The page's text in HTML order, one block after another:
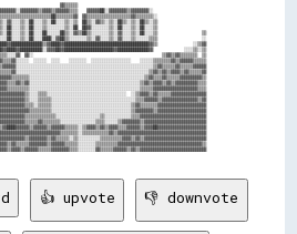
▓▓▒▒▒▒▒▒
▓▓▓▓▓▓██░░▓▓▓▓▓▓▓▓▒▒▓▓▓▓▓▓▓▓░░
▓▓▒▒▒▒▒▒▒▒▒▒▒▒▒▒▒▒▒▒▒▒▓▓▒▒▒▒▒▒▒▒░░
██▒▒░░▓▓▒▒░░▒▒░░██▒▒░░▒▒░░██▒▒░░▒▒
██▓▓░░░░░░░░▒▒░░██░░░░▒▒░░██░░░░▒▒
▒▒
░░
░░▒▒▓▓
░░░░▒▒░░▒▒
▓▓░░                                                          ▒▒▓▓▒▒▓▓▒▒▒▒▒▒▒▒  ▒▒
░░░░░░  ░░░░    ░░░░░░░░  ░░░░░░░░░░░░░░░░░░    ░░░░░░▒▒▒▒▒▒▒▒▓▓▒▒▓▓▓▓▓▓▒▒▒▒▒▒
░░▒▒▓▓▓▓▒▒▓▓▒▒▒▒▒▒▓▓▓▓▓▓▓▓▓▓▓▓▓▓▓▓
👍 upvote 👎 downvote